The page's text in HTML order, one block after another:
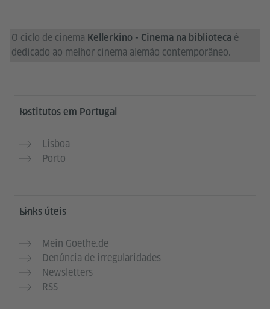
O ciclo de cinema Kellerkino - Cinema na biblioteca é
dedicado ao melhor cinema alemão contemporâneo.
Service- und Informationsbereich
Institutos em Portugal
Lisboa
Porto
Links úteis
Mein Goethe.de
Denúncia de irregularidades
Newsletters
RSS